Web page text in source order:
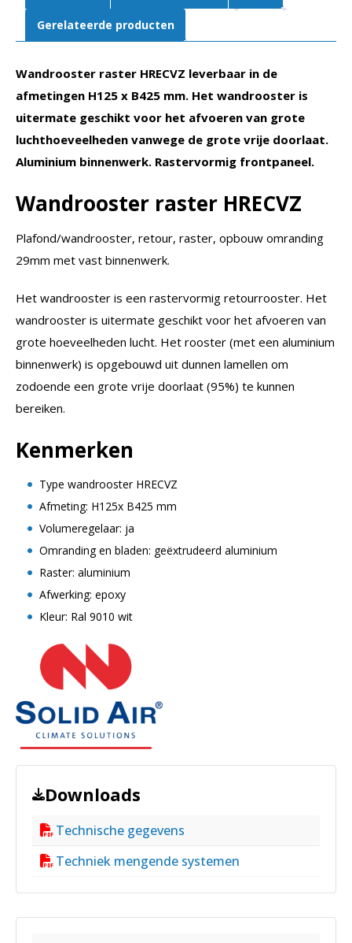
Aluminium
aantal
Gerelateerde producten
Wandrooster raster HRECVZ leverbaar in de
afmetingen H125 x B425 mm. Het wandrooster is
uitermate geschikt voor het afvoeren van grote
luchthoeveelheden vanwege de grote vrije doorlaat.
Aluminium binnenwerk. Rastervormig frontpaneel.
Wandrooster raster HRECVZ
Plafond/wandrooster, retour, raster, opbouw omranding
29mm met vast binnenwerk.
Het wandrooster is een rastervormig retourrooster. Het
wandrooster is uitermate geschikt voor het afvoeren van
grote hoeveelheden lucht. Het rooster (met een aluminium
binnenwerk) is opgebouwd uit dunnen lamellen om
zodoende een grote vrije doorlaat (95%) te kunnen
bereiken.
Kenmerken
Type wandrooster HRECVZ
Afmeting: H125x B425 mm
Volumeregelaar: ja
Omranding en bladen: geëxtrudeerd aluminium
Raster: aluminium
Afwerking: epoxy
Kleur: Ral 9010 wit
Downloads
Technische gegevens
Techniek mengende systemen